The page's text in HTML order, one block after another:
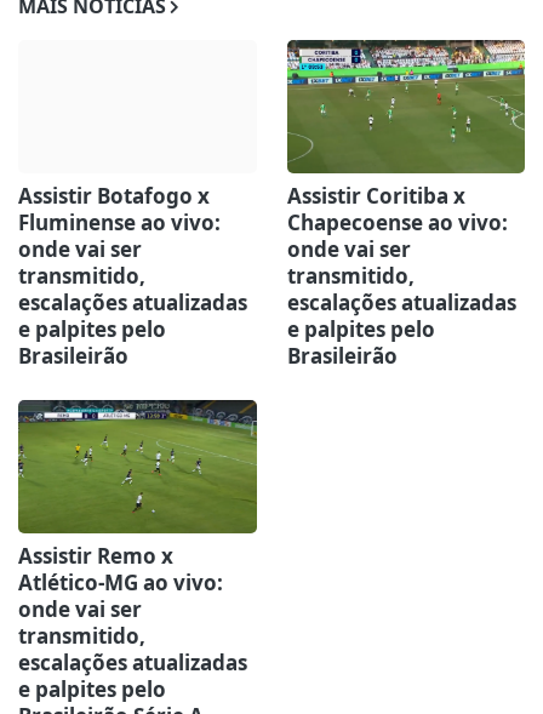
MAIS NOTÍCIAS
Assistir Botafogo x
Fluminense ao vivo:
onde vai ser
transmitido,
escalações atualizadas
e palpites pelo
Brasileirão
Assistir Coritiba x
Chapecoense ao vivo:
onde vai ser
transmitido,
escalações atualizadas
e palpites pelo
Brasileirão
Assistir Remo x
Atlético-MG ao vivo:
onde vai ser
transmitido,
escalações atualizadas
e palpites pelo